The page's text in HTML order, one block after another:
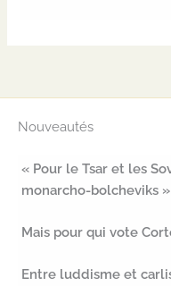
Nouveautés
« Pour le Tsar et les
monarcho-bolcheviks »
Mais pour qui vote
Entre luddisme et